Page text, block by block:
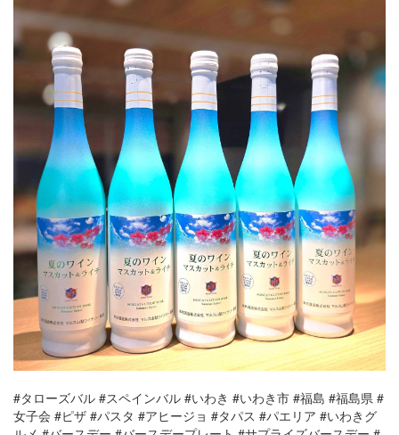
#タローズバル #スペインバル #いわき #いわき市 #福島 #福島県 #
女子会 #ピザ #パスタ #アヒージョ #タパス #パエリア #いわきグ